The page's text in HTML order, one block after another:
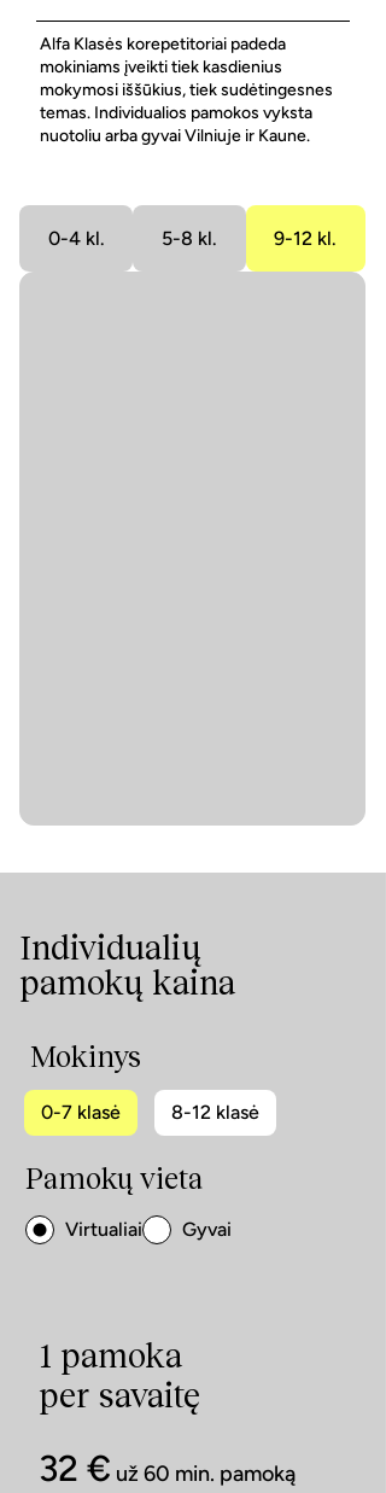
Alfa Klasės korepetitoriai padeda
mokiniams įveikti tiek kasdienius
mokymosi iššūkius, tiek sudėtingesnes
temas. Individualios pamokos vyksta
nuotoliu arba gyvai Vilniuje ir Kaune.
0-4 kl. 5-8 kl. 9-12 kl.
Individualių
pamokų kaina
Mokinys
0-7 klasė 8-12 klasė
Pamokų vieta
Virtualiai Gyvai
1 pamoka
per savaitę
32 € už 60 min. pamoką